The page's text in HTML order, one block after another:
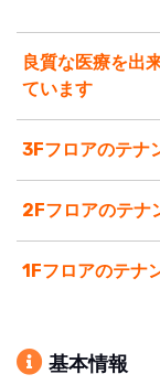
良質な医療を出
ています
3Fフロアのテナ
2Fフロアのテナ
1Fフロアのテナ
基本情報